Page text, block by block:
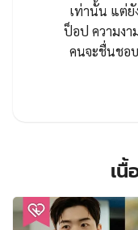
เท่านั้น แต่ยั
ป็อป ความงา
คนจะชื่นชอ
เ